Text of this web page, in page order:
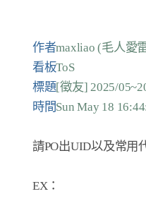
作者maxliao (毛人愛
看板ToS
標題[徵友] 2025/
時間Sun May 18
請PO出UID以及常用
EX：